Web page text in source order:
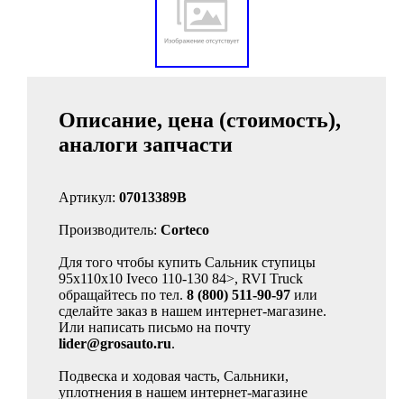
Описание, цена (стоимость),
аналоги запчасти
Артикул: 07013389B
Производитель: Corteco
Для того чтобы купить Сальник ступицы
95x110x10 Iveco 110-130 84>, RVI Truck
обращайтесь по тел. 8 (800) 511-90-97 или
сделайте заказ в нашем интернет-магазине.
Или написать письмо на почту
lider@grosauto.ru.
Подвеска и ходовая часть, Сальники,
уплотнения в нашем интернет-магазине